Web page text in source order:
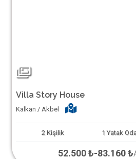
Villa Story House
Kalkan / Akbel
2 Kişilik 1 Yatak
52.500 ₺-83.160 ₺